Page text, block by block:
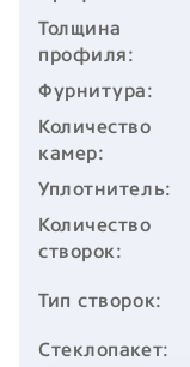
Толщина
профиля:
Фурнитура:
Количество
камер:
Уплотнитель:
Количество
створок:
Тип створок:
Стеклопакет: